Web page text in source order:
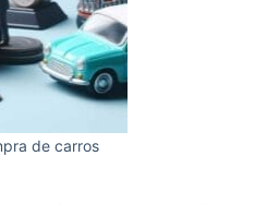
de carros